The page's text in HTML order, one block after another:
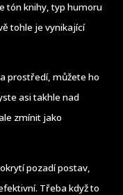
tón knihy, typ humoru
tohle je vynikající
prostředí, můžete ho
asi takhle nad
zmínit jako
pozadí postav,
Třeba když to